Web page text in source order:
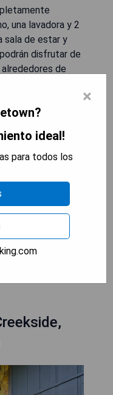
una lavadora y 2
sala de estar y
disfrutar de
de
Aeropuerto
libre como
adicional.
×
ideal!
para todos los